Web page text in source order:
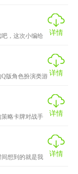
，这次小编给
详情
版角色扮演类游 详情
略卡牌对战手
详情
想到的就是我
详情